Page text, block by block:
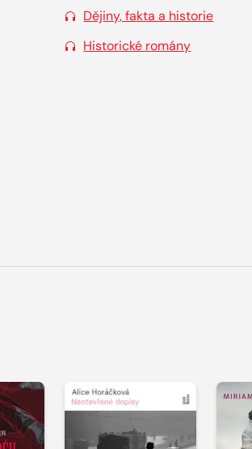
Dějiny, fakta a historie
Historické romány
Přehrát